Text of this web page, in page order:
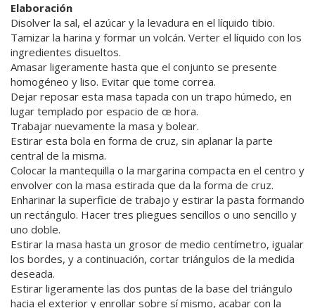
Elaboración
Disolver la sal, el azúcar y la levadura en el líquido tibio.
Tamizar la harina y formar un volcán. Verter el líquido con los
ingredientes disueltos.
Amasar ligeramente hasta que el conjunto se presente
homogéneo y liso. Evitar que tome correa.
Dejar reposar esta masa tapada con un trapo húmedo, en
lugar templado por espacio de œ hora.
Trabajar nuevamente la masa y bolear.
Estirar esta bola en forma de cruz, sin aplanar la parte
central de la misma.
Colocar la mantequilla o la margarina compacta en el centro y
envolver con la masa estirada que da la forma de cruz.
Enharinar la superficie de trabajo y estirar la pasta formando
un rectángulo. Hacer tres pliegues sencillos o uno sencillo y
uno doble.
Estirar la masa hasta un grosor de medio centímetro, igualar
los bordes, y a continuación, cortar triángulos de la medida
deseada.
Estirar ligeramente las dos puntas de la base del triángulo
hacia el exterior y enrollar sobre sí mismo, acabar con la